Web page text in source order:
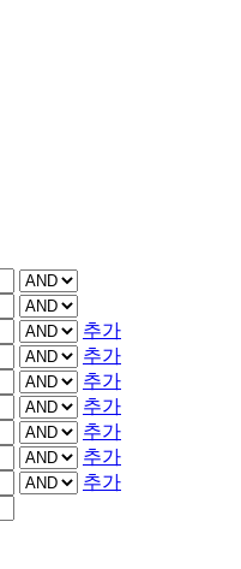
추가
추가
추가
추가
추가
추가
추가